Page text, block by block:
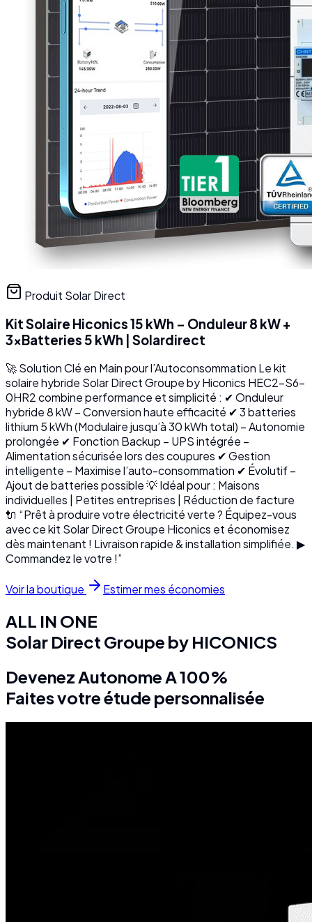
Produit Solar Direct
Kit Solaire Hiconics 15 kWh – Onduleur 8 kW +
3xBatteries 5 kWh | Solardirect
🚀 Solution Clé en Main pour l’Autoconsommation Le kit
solaire hybride Solar Direct Groupe by Hiconics HEC2-S6-
0HR2 combine performance et simplicité : ✔ Onduleur
hybride 8 kW – Conversion haute efficacité ✔ 3 batteries
lithium 5 kWh (Modulaire jusqu’à 30 kWh total) – Autonomie
prolongée ✔ Fonction Backup – UPS intégrée –
Alimentation sécurisée lors des coupures ✔ Gestion
intelligente – Maximise l’auto-consommation ✔ Évolutif –
Ajout de batteries possible 💡 Idéal pour : Maisons
individuelles | Petites entreprises | Réduction de facture
🔌 “Prêt à produire votre électricité verte ? Équipez-vous
avec ce kit Solar Direct Groupe Hiconics et économisez
dès maintenant ! Livraison rapide & installation simplifiée. ▶
Commandez le votre !”
Voir la boutique Estimer mes économies
ALL IN ONE
Solar Direct Groupe by HICONICS
Devenez Autonome A 100%
Faites votre étude personnalisée